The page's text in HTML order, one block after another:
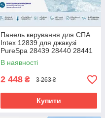
Панель керування для СПА
Intex 12839 для джакузі
PureSpa 28439 28440 28441
28442
В наявності
2 448 ₴ 3 263 ₴
Купити